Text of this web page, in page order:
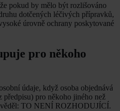
pokud by mělo být rozlišováno
dotčených léčivých přípravků,
úrovně ochrany poskytované
pro někoho
údaje, když osoba objednává
předpisu) pro někoho jiného než
TO NENÍ ROZHODUJÍCÍ.